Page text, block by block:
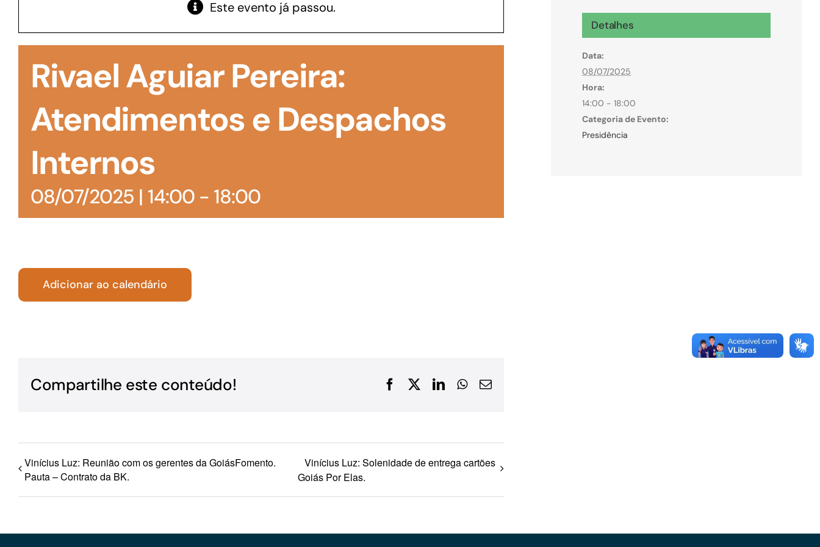
manutenção de estoques e despesas operacionais
realizar obras, dentre outros serviços
Microcrédito
Para MEI, microempresas e pessoas físicas
(feirantes e transportes)
Para os negócios voltados aos serviços do setor de
turismo
Este evento já passou.
Rivael Aguiar Pereira:
Atendimentos e Despachos
Internos
08/07/2025 | 14:00- 18:00
Adicionar ao calendário
Compartilhe este conteúdo! FacebookLinkedInWhatsApp
E-
Vinícius Luz: Reunião com os gerentes da GoiásFomento.
Pauta – Contrato da BK.
Vinícius Luz: Solenidade de entrega cartões
Goiás Por Elas.
Detalhes
Data:
08/07/2025
Hora:
14:00 - 18:00
Categoria de Evento:
Presidência